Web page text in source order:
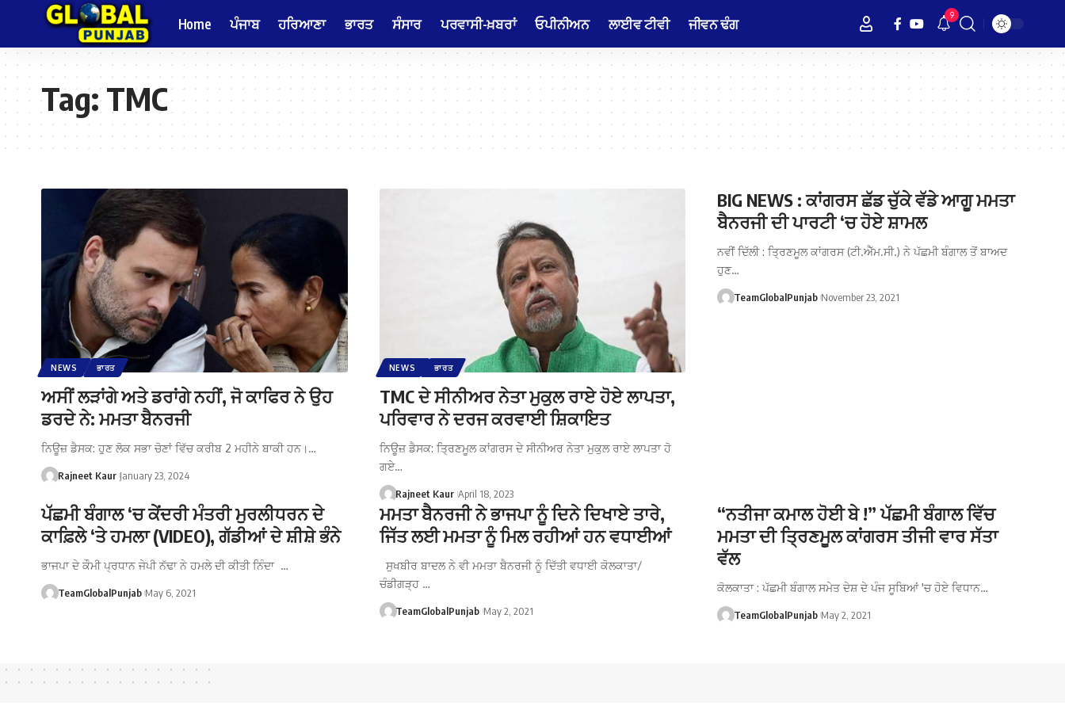
Home ਪੰਜਾਬ ਹਰਿਆਣਾ ਭਾਰਤ ਸੰਸਾਰ ਪਰਵਾਸੀ-ਖ਼ਬਰਾਂ ਓਪੀਨੀਅਨ ਲਾਈਵ ਟੀਵੀ ਜੀਵਨ ਢੰਗ 9
Tag:TMC
NEWS ਭਾਰਤ
ਅਸੀਂ ਲੜਾਂਗੇ ਅਤੇ ਡਰਾਂਗੇ ਨਹੀਂ, ਜੋ ਕਾਫਿਰ ਨੇ ਉਹ
ਡਰਦੇ ਨੇ: ਮਮਤਾ ਬੈਨਰਜੀ
ਨਿਊਜ਼ ਡੈਸਕ: ਹੁਣ ਲੋਕ ਸਭਾ ਚੋਣਾਂ ਵਿੱਚ ਕਰੀਬ 2 ਮਹੀਨੇ ਬਾਕੀ ਹਨ।…
Rajneet Kaur January 23, 2024
NEWS ਭਾਰਤ
TMC ਦੇ ਸੀਨੀਅਰ ਨੇਤਾ ਮੁਕੁਲ ਰਾਏ ਹੋਏ ਲਾਪਤਾ,
ਪਰਿਵਾਰ ਨੇ ਦਰਜ ਕਰਵਾਈ ਸ਼ਿਕਾਇਤ
ਨਿਊਜ਼ ਡੈਸਕ: ਤ੍ਰਿਣਮੂਲ ਕਾਂਗਰਸ ਦੇ ਸੀਨੀਅਰ ਨੇਤਾ ਮੁਕੁਲ ਰਾਏ ਲਾਪਤਾ ਹੋ
ਗਏ…
Rajneet Kaur April 18, 2023
BIG NEWS : ਕਾਂਗਰਸ ਛੱਡ ਚੁੱਕੇ ਵੱਡੇ ਆਗੂ ਮਮਤਾ
ਬੈਨਰਜੀ ਦੀ ਪਾਰਟੀ ‘ਚ ਹੋਏ ਸ਼ਾਮਲ
ਨਵੀਂ ਦਿੱਲੀ : ਤ੍ਰਿਣਮੂਲ ਕਾਂਗਰਸ (ਟੀ.ਐੱਮ.ਸੀ.) ਨੇ ਪੱਛਮੀ ਬੰਗਾਲ ਤੋਂ ਬਾਅਦ
ਹੁਣ…
TeamGlobalPunjab November 23, 2021
ਪੱਛਮੀ ਬੰਗਾਲ ‘ਚ ਕੇਂਦਰੀ ਮੰਤਰੀ ਮੁਰਲੀਧਰਨ ਦੇ
ਕਾਫ਼ਿਲੇ ‘ਤੇ ਹਮਲਾ (VIDEO), ਗੱਡੀਆਂ ਦੇ ਸ਼ੀਸ਼ੇ ਭੰਨੇ
ਭਾਜਪਾ ਦੇ ਕੌਮੀ ਪ੍ਰਧਾਨ ਜੇਪੀ ਨੱਢਾ ਨੇ ਹਮਲੇ ਦੀ ਕੀਤੀ ਨਿੰਦਾ …
TeamGlobalPunjab May 6, 2021
ਮਮਤਾ ਬੈਨਰਜੀ ਨੇ ਭਾਜਪਾ ਨੂੰ ਦਿਨੇ ਦਿਖਾਏ ਤਾਰੇ,
ਜਿੱਤ ਲਈ ਮਮਤਾ ਨੂੰ ਮਿਲ ਰਹੀਆਂ ਹਨ ਵਧਾਈਆਂ
ਸੁਖਬੀਰ ਬਾਦਲ ਨੇ ਵੀ ਮਮਤਾ ਬੈਨਰਜੀ ਨੂੰ ਦਿੱਤੀ ਵਧਾਈ ਕੋਲਕਾਤਾ/
ਚੰਡੀਗੜ੍ਹ …
TeamGlobalPunjab May 2, 2021
“ਨਤੀਜਾ ਕਮਾਲ ਹੋਈ ਬੇ !” ਪੱਛਮੀ ਬੰਗਾਲ ਵਿੱਚ
ਮਮਤਾ ਦੀ ਤ੍ਰਿਣਮੂਲ ਕਾਂਗਰਸ ਤੀਜੀ ਵਾਰ ਸੱਤਾ
ਵੱਲ
ਕੋਲਕਾਤਾ : ਪੱਛਮੀ ਬੰਗਾਲ ਸਮੇਤ ਦੇਸ਼ ਦੇ ਪੰਜ ਸੂਬਿਆਂ 'ਚ ਹੋਏ ਵਿਧਾਨ…
TeamGlobalPunjab May 2, 2021